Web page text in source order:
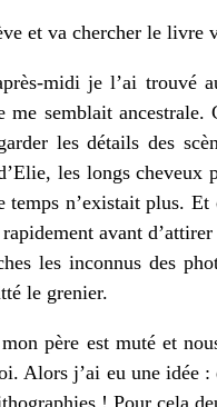
et va chercher le livre
midi je l’ai trouvé
me semblait
les détails des
les longs
n’existait plus. Et
avant
les inconnus des
le grenier.
père est muté et
Alors j’ai eu une idée
! Pour cela